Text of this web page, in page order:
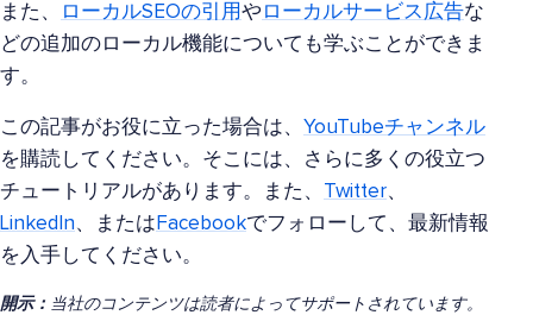
また、 ローカルSEOの引用やローカルサービス広告な
どの追加のローカル機能についても学ぶことができま
す。
この記事がお役に立った場合は、 YouTubeチャンネル
を購読してください。そこには、さらに多くの役立つ
チュートリアルがあります。また、
Twitter、
LinkedIn、またはFacebookでフォローして、最新情報
を入手してください。
開示： 当社のコンテンツは読者によってサポートされています。